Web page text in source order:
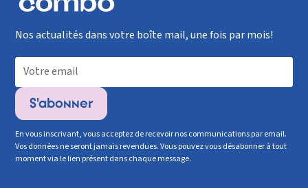
Nos actualités dans votre boîte mail, une fois par mois!
En vous inscrivant, vous acceptez de recevoir nos communications par email.
Vos données ne seront jamais revendues. Vous pouvez vous désabonner à tout
moment via le lien présent dans chaque message.